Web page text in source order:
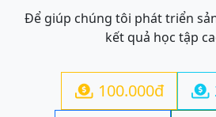
Để giúp chúng tôi phát triển
kết quả học tập
 100.000đ 